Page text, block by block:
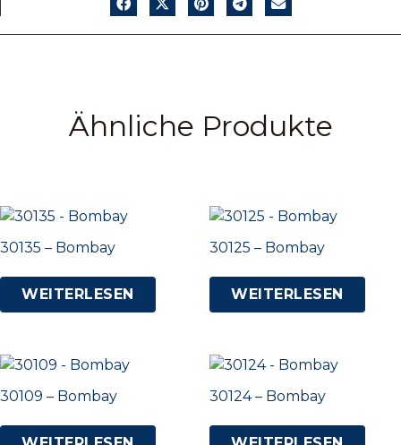
Ähnliche Produkte
30135 – Bombay
WEITERLESEN
30125 – Bombay
WEITERLESEN
30109 – Bombay 30124 – Bombay